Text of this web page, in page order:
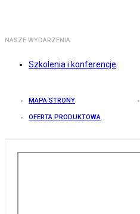
NASZE WYDARZENIA
Szkolenia i konferencje
MAPA STRONY
OFERTA PRODUKTOWA